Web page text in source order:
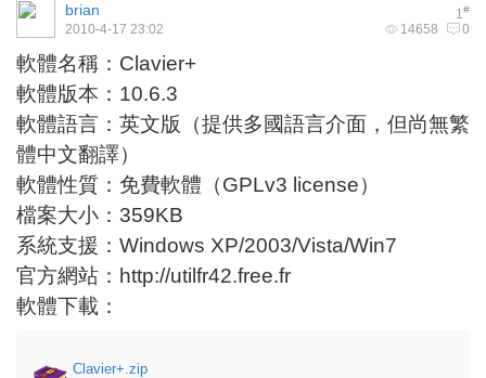
1#
brian
14658 0
2010-4-17 23:02
軟體名稱：Clavier+
軟體版本：10.6.3
軟體語言：英文版（提供多國語言介面，但尚無繁
體中文翻譯）
軟體性質：免費軟體（GPLv3 license）
檔案大小：359KB
系統支援：Windows XP/2003/Vista/Win7
官方網站： http://utilfr42.free.fr
軟體下載：
Clavier+.zip